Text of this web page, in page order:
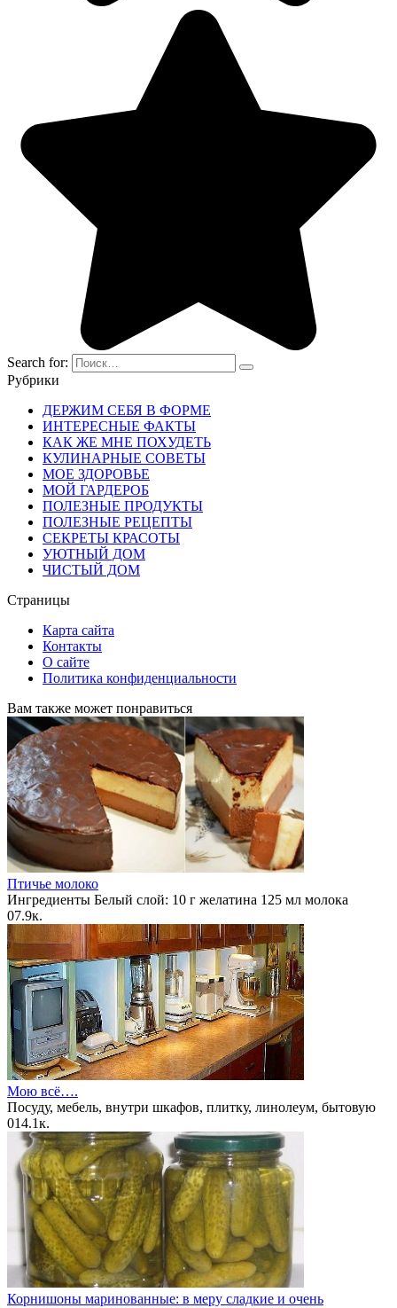
Search for:
Рубрики
ДЕРЖИМ СЕБЯ В ФОРМЕ
ИНТЕРЕСНЫЕ ФАКТЫ
КАК ЖЕ МНЕ ПОХУДЕТЬ
КУЛИНАРНЫЕ СОВЕТЫ
МОЕ ЗДОРОВЬЕ
МОЙ ГАРДЕРОБ
ПОЛЕЗНЫЕ ПРОДУКТЫ
ПОЛЕЗНЫЕ РЕЦЕПТЫ
СЕКРЕТЫ КРАСОТЫ
УЮТНЫЙ ДОМ
ЧИСТЫЙ ДОМ
Страницы
Карта сайта
Контакты
О сайте
Политика конфиденциальности
Вам также может понравиться
Птичье молоко
Ингредиенты Белый слой: 10 г желатина 125 мл молока
07.9к.
Мою всё….
Посуду, мебель, внутри шкафов, плитку, линолеум, бытовую
014.1к.
Корнишоны маринованные: в меру сладкие и очень